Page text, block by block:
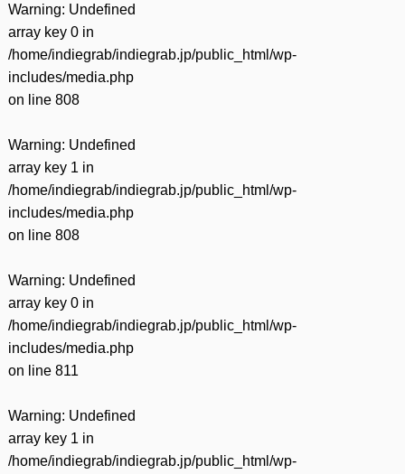
Warning: Undefined
array key 0 in
/home/indiegrab/indiegrab.jp/public_html/wp-
includes/media.php
on line 808
Warning: Undefined
array key 1 in
/home/indiegrab/indiegrab.jp/public_html/wp-
includes/media.php
on line 808
Warning: Undefined
array key 0 in
/home/indiegrab/indiegrab.jp/public_html/wp-
includes/media.php
on line 811
Warning: Undefined
array key 1 in
/home/indiegrab/indiegrab.jp/public_html/wp-